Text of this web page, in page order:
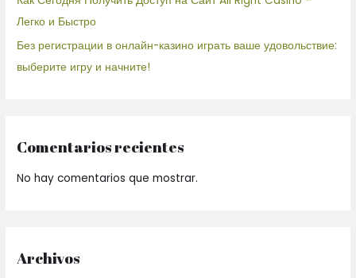
Легко и Быстро
Без регистрации в онлайн-казино играть ваше удовольствие:
выберите игру и начните!
Comentarios recientes
No hay comentarios que mostrar.
Archivos